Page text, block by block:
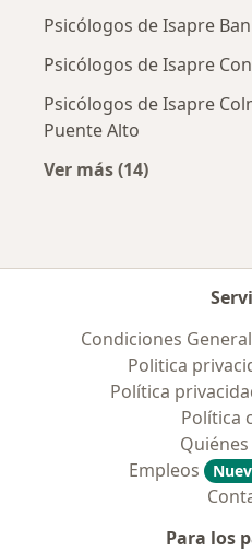
Psicólogos de Isapre
Psicólogos de Isapre
Psicólogos de Isapre
Puente Alto
Ver más (14)
Condiciones
Politica
Política
Política
Empleos
Para los